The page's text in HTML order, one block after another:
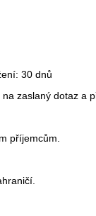
30 dnů
zaslaný dotaz a
příjemcům.